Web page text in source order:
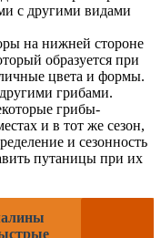
с другими видами
на нижней стороне
образуется при
цвета и формы.
грибами.
грибы-
и в тот же сезон,
и сезонность
путаницы при их